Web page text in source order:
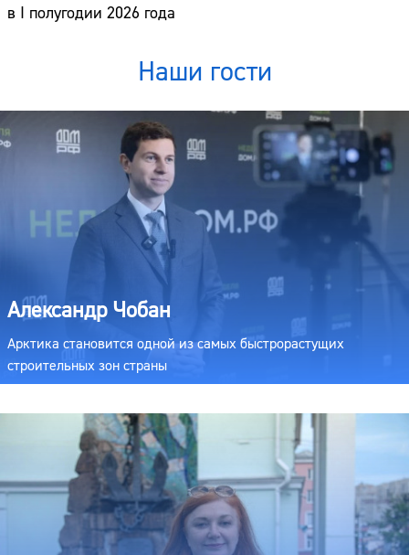
в I полугодии 2026 года
Наши гости
Александр Чобан
Арктика становится одной из самых быстрорастущих
строительных зон страны